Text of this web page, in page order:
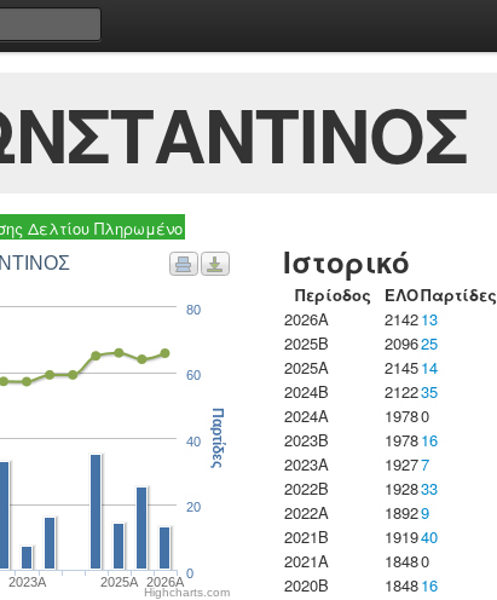
Δελτίου Πληρωμένο
2023Α 2025A 2026A
0
20
40
60
80
Παρτίδες
Highcharts.com
Ιστορικό
Περίοδος ΕΛΟΠαρτίδες
2026A
214213
2025B
209625
2025A
214514
2024B
212235
2024A
19780
2023B
197816
2023Α
19277
2022B
192833
2022A
18929
2021B
191940
2021A
18480
2020B
184816